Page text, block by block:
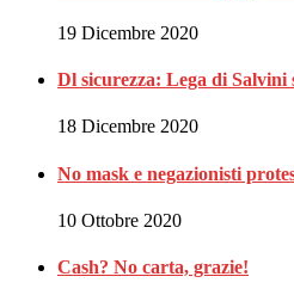
19 Dicembre 2020
Dl sicurezza: Lega di Salvini
18 Dicembre 2020
No mask e negazionisti
10 Ottobre 2020
Cash? No carta, grazie!